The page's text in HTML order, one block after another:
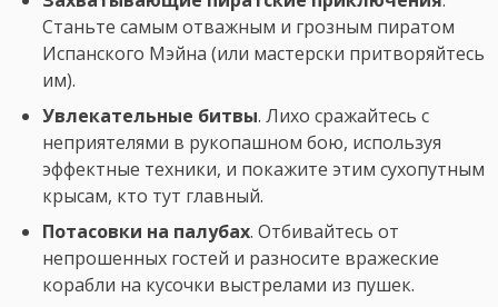
Станьте самым отважным и грозным пиратом
Испанского Мэйна (или мастерски притворяйтесь
им).
Увлекательные битвы. Лихо сражайтесь с
неприятелями в рукопашном бою, используя
эффектные техники, и покажите этим сухопутным
крысам, кто тут главный.
Потасовки на палубах. Отбивайтесь от
непрошенных гостей и разносите вражеские
корабли на кусочки выстрелами из пушек.